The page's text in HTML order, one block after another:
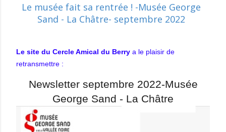
Le musée fait sa rentrée ! -Musée George
Sand - La Châtre- septembre 2022
Le site du Cercle Amical du Berry a le plaisir de
retransmettre :
Newsletter septembre 2022-Musée
George Sand - La Châtre